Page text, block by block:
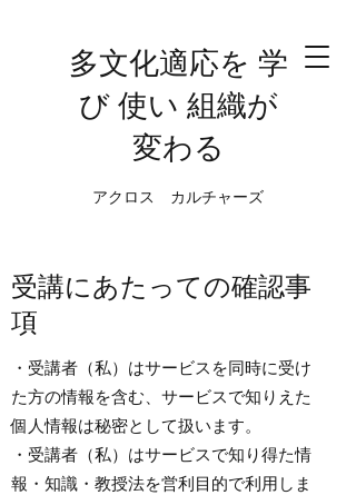
多文化適応を 学
び 使い 組織が
変わる
アクロス カルチャーズ
受講にあたっての確認事
項
・受講者（私）はサービスを同時に受け
た方の情報を含む、サービスで知りえた
個人情報は秘密として扱います。
・受講者（私）はサービスで知り得た情
報・知識・教授法を営利目的で利用しま